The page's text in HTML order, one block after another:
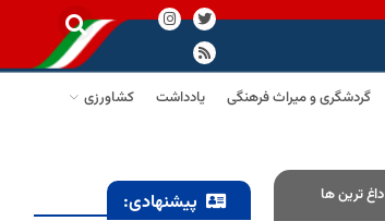
گردشگری و میراث فرهنگی یادداشت
کشاورزی
داغ ترین ها پیشنهادی: